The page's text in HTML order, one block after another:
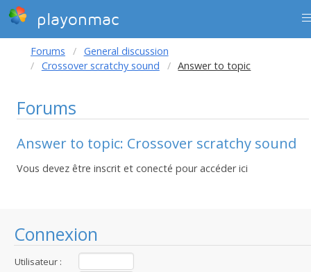
playonmac
Connexion
Utilisateur :
Forums
General discussion
Crossover scratchy sound
Answer to topic
Forums
Answer to topic: Crossover scratchy sound
Vous devez être inscrit et conecté pour accéder ici